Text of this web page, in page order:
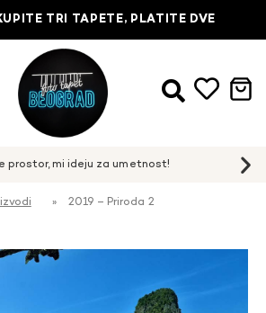
TRI TAPETE, PLATITE DVE
» 2019 – Priroda 2